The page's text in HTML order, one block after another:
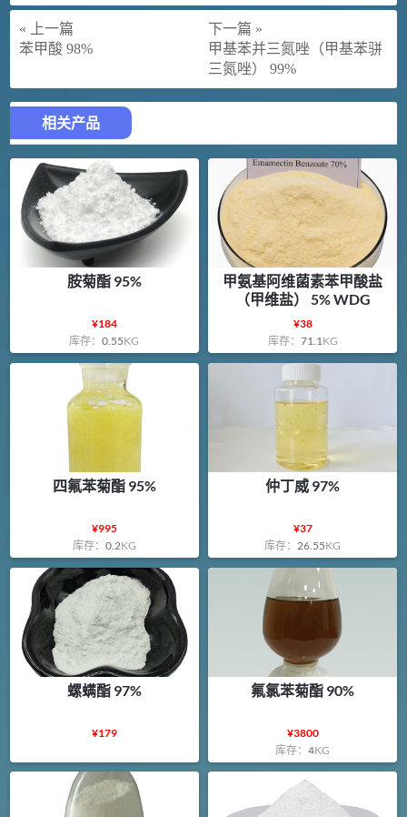
« 上一篇
苯甲酸 98%
下一篇 »
甲基苯并三氮唑（甲基苯骈
三氮唑） 99%
相关产品
胺菊酯 95%
¥184
库存：0.55KG
甲氨基阿维菌素苯甲酸盐
（甲维盐） 5% WDG
¥38
库存： 71.1KG
四氟苯菊酯 95%
¥995
库存： 0.2KG
仲丁威 97%
¥37
库存： 26.55KG
螺螨酯 97%
¥179
氟氯苯菊酯 90%
¥3800
库存：4KG